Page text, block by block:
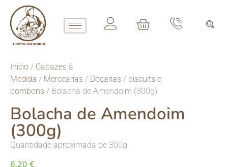
Início / Cabazes à
Medida / Mercearias / Doçarias / biscuits e
bombons / Bolacha de Amendoim (300g)
Bolacha de Amendoim
(300g)
Quantidade aproximada de 300g
6,20 €